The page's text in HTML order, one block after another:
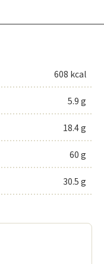
608 kcal
5.9 g
18.4 g
60 g
30.5 g